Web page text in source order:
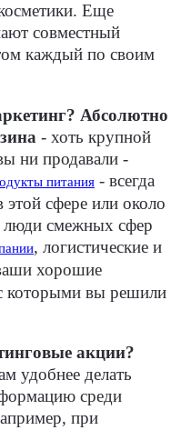
Еще
совместный
каждый по своим
Абсолютно
- хоть крупной
ни продавали -
питания - всегда
сфере или около
люди смежных сфер
, логистические и
хорошие
которыми вы решили
акции?
удобнее делать
среди
при